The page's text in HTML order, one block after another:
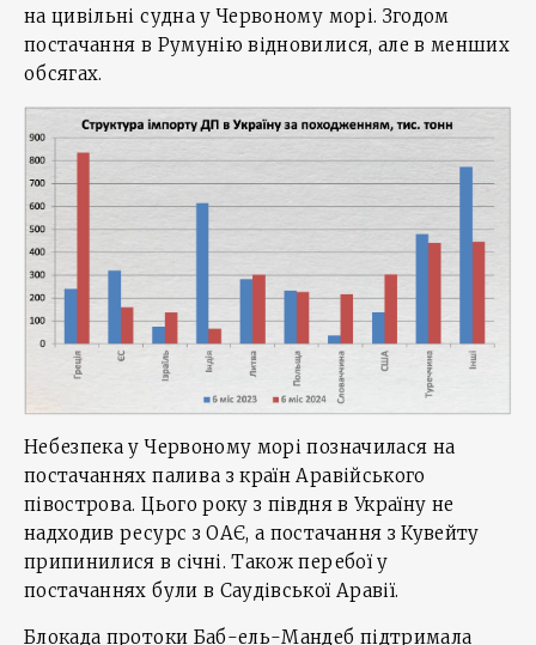
на цивільні судна у Червоному морі. Згодом
постачання в Румунію відновилися, але в менших
обсягах.
Небезпека у Червоному морі позначилася на
постачаннях палива з країн Аравійського
півострова. Цього року з півдня в Україну не
надходив ресурс з ОАЄ, а постачання з Кувейту
припинилися в січні. Також перебої у
постачаннях були в Саудівської Аравії.
Блокада протоки Баб-ель-Мандеб підтримала